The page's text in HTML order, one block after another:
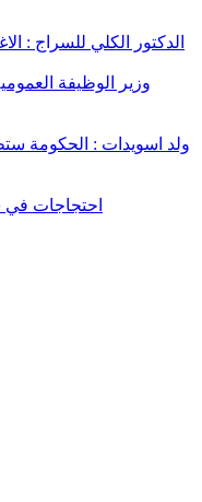
الدكتور الكلي للسراج :
وزير الوظيفة
ولد اسويدات : الحكومة
احتجاجات في